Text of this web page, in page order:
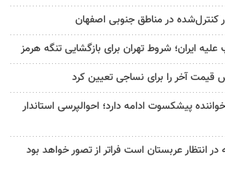
کنترل‌شده در مناطق جنوبی اصفهان
ایران؛ شروط تهران برای بازگشایی تنگه هرمز
قیمت آخر را برای نساجی تعیین کرد
پیشکسوت ادامه دارد؛ احوالپرسی استاندار
در انتظار عربستان است فراتر از تصور خواهد بود